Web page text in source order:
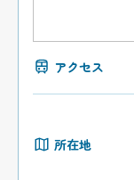
アクセス
所在地